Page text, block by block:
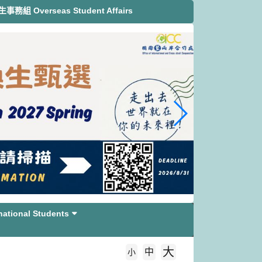
事務組 Overseas Student Affairs
Students
小 中 大